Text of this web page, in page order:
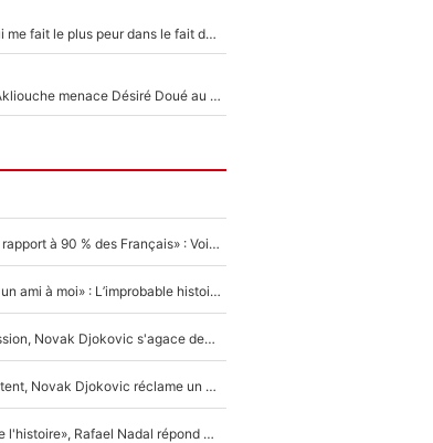
«C’est l'une des choses qui me fait le plus peur dans le fait de devenir maman» : En couple avec Antoine Dupont, Iris Mittenaere s'inquiète déjà pour ses futurs enfants !
Le transfert de Maghnes Akliouche menace Désiré Doué au PSG : «Je valide à 200%»
«C'est un beau salaire par rapport à 90 % des Français» : Voilà combien touchait Nelson Monfort sur France Télévisions avant de rejoindre CNews
«Elle était en couple avec un ami à moi» : L’improbable histoire derrière la «seule relation longue» de Novak Djokovic
Wimbledon : Mis sous pression, Novak Djokovic s'agace devant la presse !
«Trop de conflits» : Mécontent, Novak Djokovic réclame un grand changement !
«C'est le meilleur joueur de l'histoire», Rafael Nadal répond à la question que tout le monde se pose !